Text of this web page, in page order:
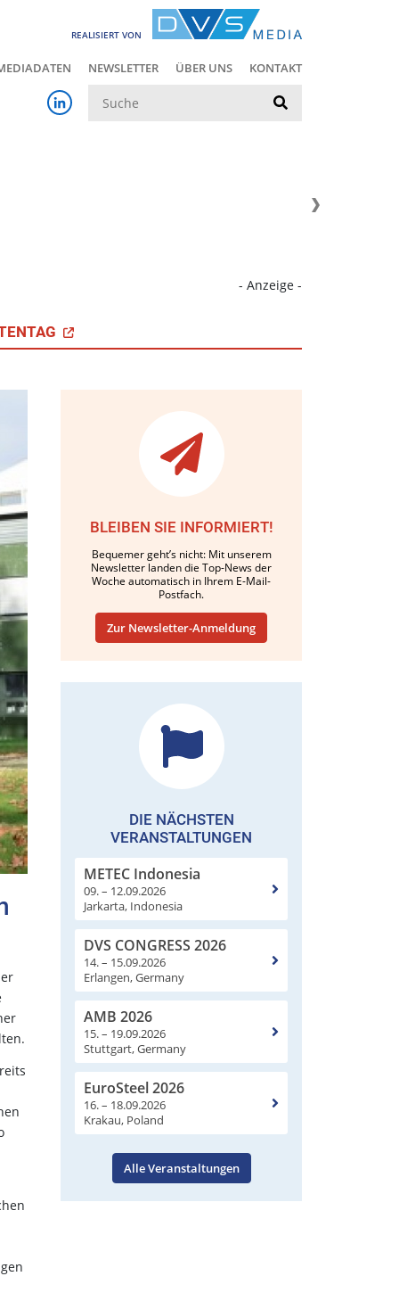
REALISIERT VON
NEWSLETTER ÜBER UNS KONTAKT
- Anzeige -
BLEIBEN SIE INFORMIERT!
Bequemer geht’s nicht: Mit unserem
Newsletter landen die Top-News der
Woche automatisch in Ihrem E-Mail-
Postfach.
Zur Newsletter-Anmeldung
DIE NÄCHSTEN
VERANSTALTUNGEN
METEC Indonesia
09. – 12.09.2026
Jarkarta, Indonesia
DVS CONGRESS 2026
14. – 15.09.2026
Erlangen, Germany
AMB 2026
15. – 19.09.2026
Stuttgart, Germany
EuroSteel 2026
16. – 18.09.2026
Krakau, Poland
Alle Veranstaltungen